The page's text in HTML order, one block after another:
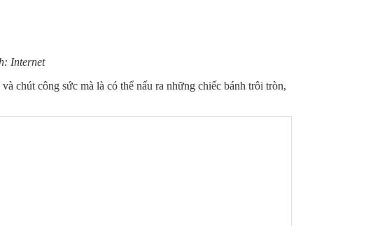
Internet
chút công sức mà là có thể nấu ra những chiếc bánh trôi tròn,